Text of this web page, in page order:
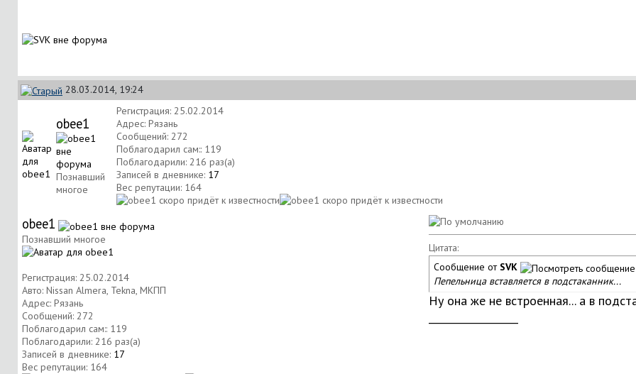
28.03.2014, 19:24
obee1
Познавший
многое
Регистрация: 25.02.2014
Адрес: Рязань
Сообщений: 272
Поблагодарил сам:: 119
Поблагодарили: 216 раз(а)
Записей в дневнике: 17
Вес репутации: 164
obee1
Познавший многое
Регистрация: 25.02.2014
Авто: Nissan Almera, Tekna, МКПП
Адрес: Рязань
Сообщений: 272
Поблагодарил сам:: 119
Поблагодарили: 216 раз(а)
Записей в дневнике: 17
Вес репутации: 164
Цитата:
Сообщение от SVK
Пепельница вставляется в подстаканник...
Ну она же не встроенная... а в